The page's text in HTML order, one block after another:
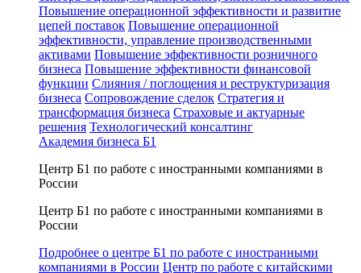
Повышение операционной эффективности и развитие
цепей поставок Повышение операционной
эффективности, управление производственными
активами Повышение эффективности розничного
бизнеса Повышение эффективности финансовой
функции Слияния / поглощения и реструктуризация
бизнеса Сопровождение сделок Стратегия и
трансформация бизнеса Страховые и актуарные
решения Технологический консалтинг
Академия бизнеса Б1
Центр Б1 по работе с иностранными компаниями в
России
Центр Б1 по работе с иностранными компаниями в
России
Подробнее о центре Б1 по работе с иностранными
компаниями в России Центр по работе с китайскими